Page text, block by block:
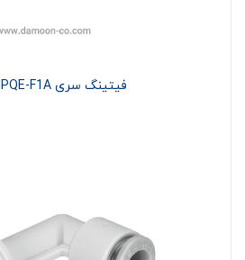
فیتینگ سری NPQE-F1A فستو